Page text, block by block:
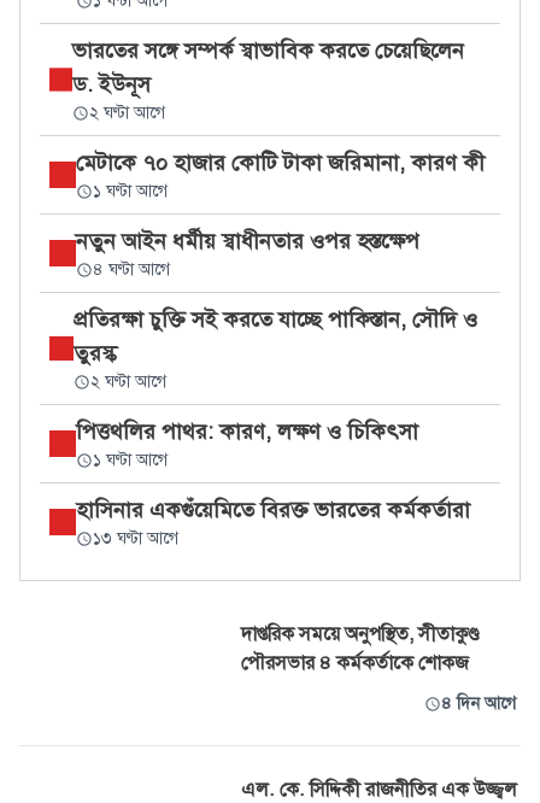
ভারতের সঙ্গে সম্পর্ক স্বাভাবিক করতে চেয়েছিলেন
ড. ইউনূস
২ ঘণ্টা আগে
মেটাকে ৭০ হাজার কোটি টাকা জরিমানা, কারণ কী
১ ঘণ্টা আগে
নতুন আইন ধর্মীয় স্বাধীনতার ওপর হস্তক্ষেপ
৪ ঘণ্টা আগে
প্রতিরক্ষা চুক্তি সই করতে যাচ্ছে পাকিস্তান, সৌদি ও
তুরস্ক
২ ঘণ্টা আগে
পিত্তথলির পাথর: কারণ, লক্ষণ ও চিকিৎসা
১ ঘণ্টা আগে
হাসিনার একগুঁয়েমিতে বিরক্ত ভারতের কর্মকর্তারা
১৩ ঘণ্টা আগে
দাপ্তরিক সময়ে অনুপস্থিত, সীতাকুণ্ড
পৌরসভার ৪ কর্মকর্তাকে শোকজ
৪ দিন আগে
এল. কে. সিদ্দিকী রাজনীতির এক উজ্জ্বল